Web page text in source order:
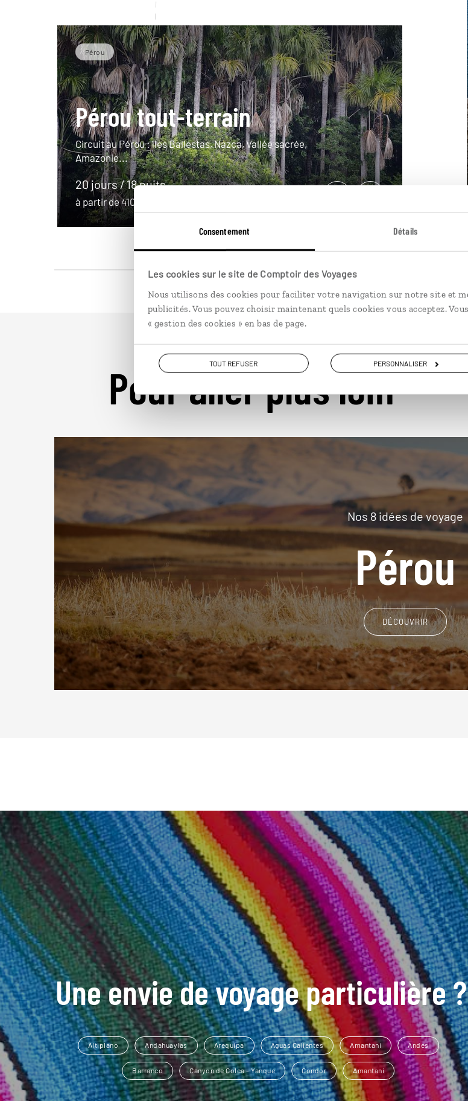
Consentement Détails
Les cookies sur le site de Comptoir des Voyages
Nous utilisons des cookies pour faciliter votre navigation sur notre site et
publicités. Vous pouvez choisir maintenant quels cookies vous acceptez.
« gestion des cookies » en bas de page.
TOUT REFUSER PERSONNALISER
Pérou
Pérou tout-terrain
Circuit au Pérou : îles Ballestas, Nazca, Vallée sacrée,
Amazonie...
20 jours / 18 nuits
à partir de 4100€
Pour aller plus loin
Nos 8 idées de voyage
Pérou
DÉCOUVRIR
Une envie de voyage particulière ?
Altiplano Andahuaylas Arequipa Aguas Calientes Amantani Andes
Barranco Canyon de Colca - Yanque Condor Amantani